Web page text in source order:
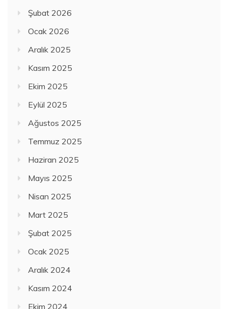
Şubat 2026
Ocak 2026
Aralık 2025
Kasım 2025
Ekim 2025
Eylül 2025
Ağustos 2025
Temmuz 2025
Haziran 2025
Mayıs 2025
Nisan 2025
Mart 2025
Şubat 2025
Ocak 2025
Aralık 2024
Kasım 2024
Ekim 2024